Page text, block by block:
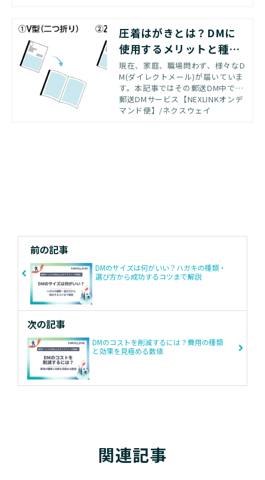
圧着はがきとは？DMに
使用するメリットと種類
別の特徴
現在、家庭、職場問わず、様々なD
M(ダイレクトメール)が届いていま
す。本記事ではその郵送DM中でも
特に効果が高いといわれている圧
着はがきについて紹介いたしま
郵送DMサービス【NEXLINKオンデ
マンド便】/ネクスウェイ
前の記事
DMのサイズは何がいい？ハガキの種類・
選び方から成功するコツまで解説
次の記事
DMのコストを削減するには？費用の種類
と効果を見極める数値
関連記事